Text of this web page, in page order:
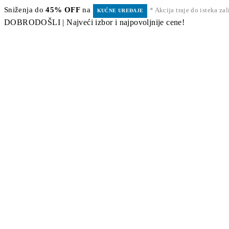
Sniženja do45% OFF na KUĆNE UREĐAJE * Akcija traje do isteka
DOBRODOŠLI | Najveći izbor i najpovoljnije cene!